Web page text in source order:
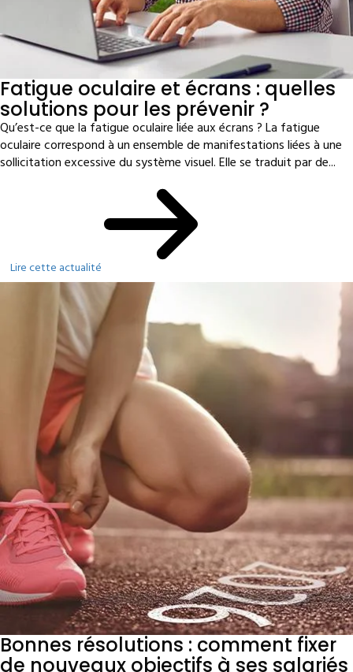
Fatigue oculaire et écrans : quelles
solutions pour les prévenir ?
Qu’est-ce que la fatigue oculaire liée aux écrans ? La fatigue
oculaire correspond à un ensemble de manifestations liées à une
sollicitation excessive du système visuel. Elle se traduit par de...
Lire cette actualité
Bonnes résolutions : comment fixer
de nouveaux objectifs à ses salariés